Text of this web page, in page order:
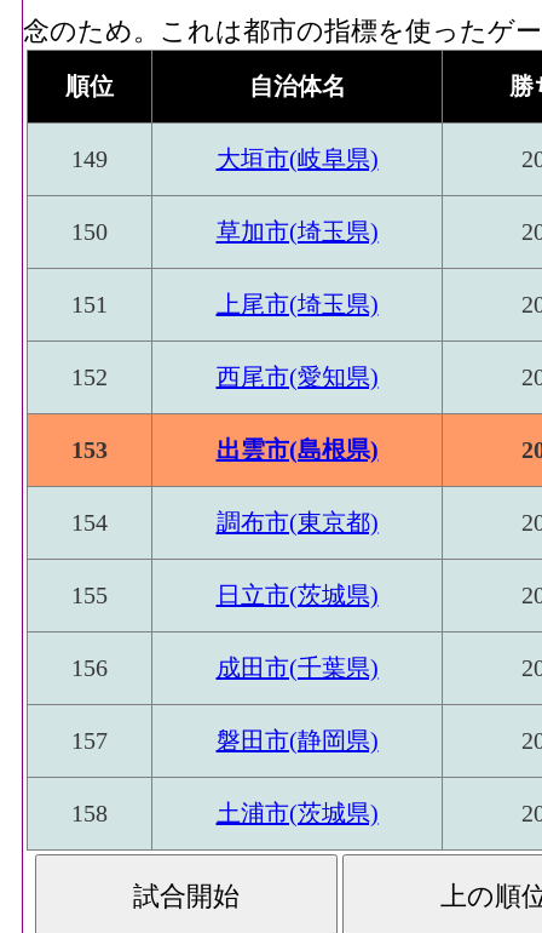
念のため。これは都市の指標を使ったゲ
順位 自治体名 勝
149 大垣市(岐阜県)
150 草加市(埼玉県)
151 上尾市(埼玉県)
152 西尾市(愛知県)
153 出雲市(島根県)
154 調布市(東京都)
155 日立市(茨城県)
156 成田市(千葉県)
157 磐田市(静岡県)
158 土浦市(茨城県)